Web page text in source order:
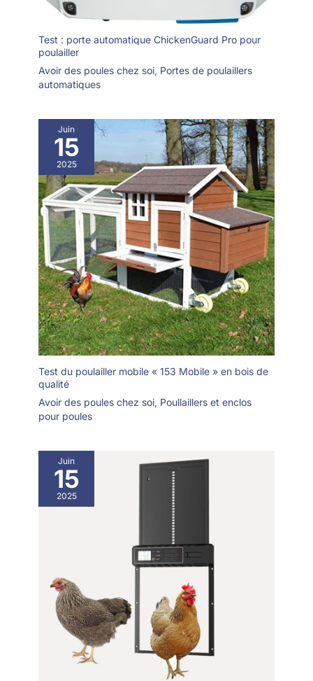
Test : porte automatique ChickenGuard Pro pour
poulailler
Avoir des poules chez soi, Portes de poulaillers
automatiques
Juin
15
2025
Test du poulailler mobile « 153 Mobile » en bois de
qualité
Avoir des poules chez soi, Poullaillers et enclos
pour poules
Juin
15
2025